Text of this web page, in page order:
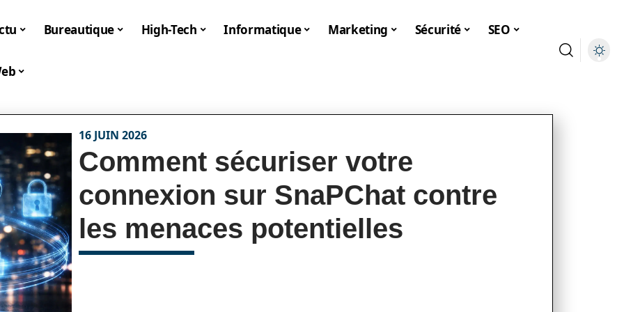
Bureautique High-Tech Informatique Marketing Sécurité SEO
16 JUIN 2026
Comment sécuriser votre
connexion sur SnaPChat contre
les menaces potentielles